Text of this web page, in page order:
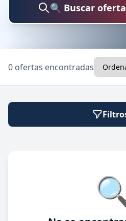
🔍 Buscar
🔍
0 ofertas encontradas
Modalidad de trabajo